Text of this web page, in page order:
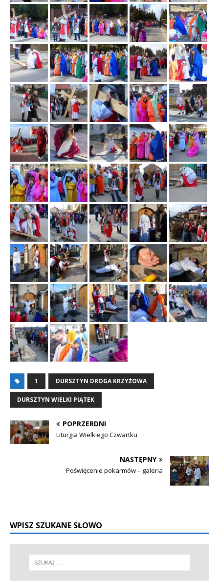
1 DURSZTYN DROGA KRZYŻOWA
DURSZTYN WIELKI PIĄTEK
POPRZERDNI
Liturgia Wielkiego Czwartku
NASTĘPNY
Poświęcenie pokarmów – galeria
WPISZ SZUKANE SŁOWO